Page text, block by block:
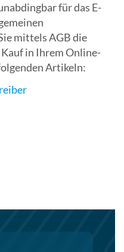
für das E-
mittels AGB die
in Ihrem Online-
Artikeln: